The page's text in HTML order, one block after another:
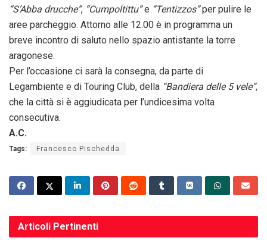
“S’Abba drucche”, “Cumpoltittu”e “Tentizzos”per pulire le
aree parcheggio. Attorno alle 12.00 è in programma un
breve incontro di saluto nello spazio antistante la torre
aragonese.
Per l’occasione ci sarà la consegna, da parte di
Legambiente e di Touring Club, della “Bandiera delle 5 vele”,
che la città si è aggiudicata per l’undicesima volta
consecutiva.
A.C.
Tags: Francesco Pischedda
Articoli Pertinenti